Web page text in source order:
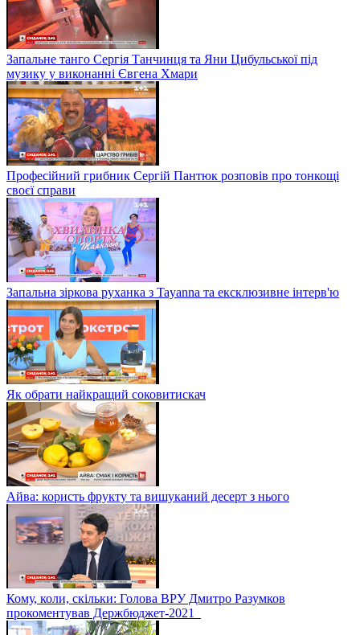
Запальне танго Сергія Танчинця та Яни Цибульської під
музику у виконанні Євгена Хмари
Професійний грибник Сергій Пантюк розповів про тонкощі
своєї справи
Запальна зіркова руханка з Tayanna та ексклюзивне інтерв'ю
Як обрати найкращий соковитискач
Айва: користь фрукту та вишуканий десерт з нього
Кому, коли, скільки: Голова ВРУ Дмитро Разумков
прокоментував Держбюджет-2021